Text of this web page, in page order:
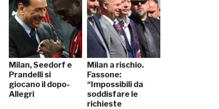
Milan, Seedorf e
Prandelli si
giocano il dopo-
Allegri
Milan a rischio.
Fassone:
“Impossibili da
soddisfare le
richieste